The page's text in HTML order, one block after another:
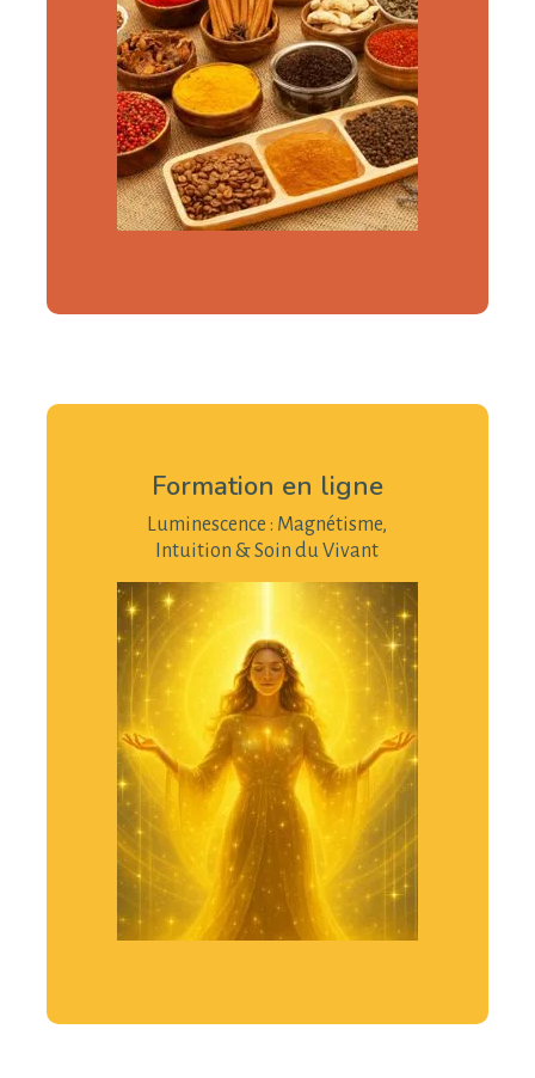
Formation en ligne
Luminescence : Magnétisme,
Intuition & Soin du Vivant